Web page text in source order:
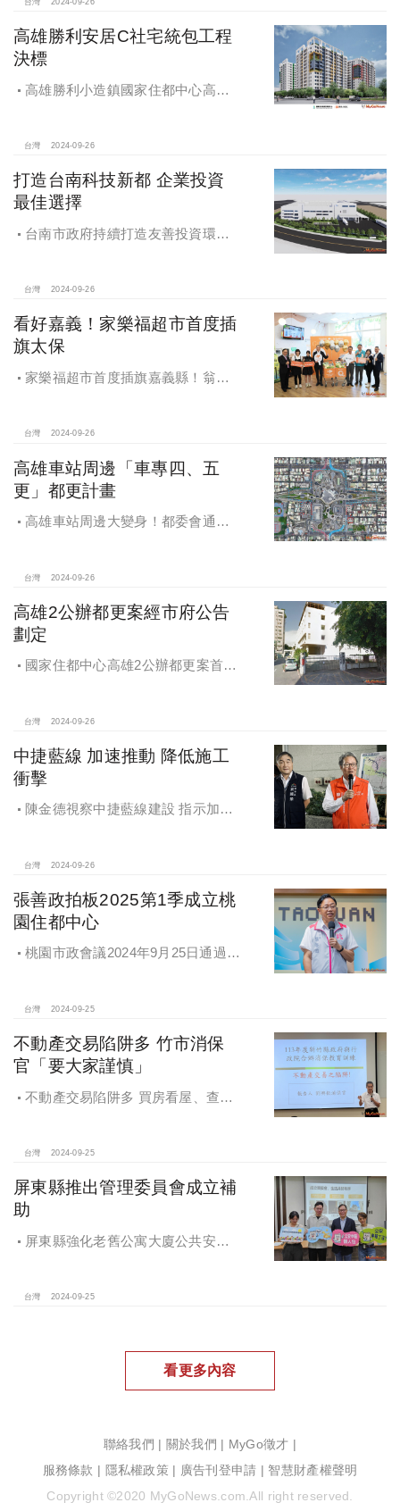
台灣 2024-09-26
高雄勝利安居C社宅統包工程
決標
高雄勝利小造鎮國家住都中心高雄
台灣 2024-09-26
打造台南科技新都 企業投資
最佳選擇
台南市政府持續打造友善投資環
超過5萬個就業機會
台灣 2024-09-26
看好嘉義！家樂福超市首度插
旗太保
家樂福超市首度插旗嘉義縣！翁章
台灣 2024-09-26
高雄車站周邊「車專四、五
更」都更計畫
高雄車站周邊大變身！都委會通過
台灣 2024-09-26
高雄2公辦都更案經市府公告
劃定
國家住都中心高雄2公辦都更案首度
台灣 2024-09-26
中捷藍線 加速推動 降低施工
衝擊
陳金德視察中捷藍線建設 指示加速
台灣 2024-09-26
張善政拍板2025第1季成立桃
園住都中心
桃園市政會議2024年9月25日通過
住都中心
台灣 2024-09-25
不動產交易陷阱多 竹市消保
官「要大家謹慎」
不動產交易陷阱多 買房看屋、查
台灣 2024-09-25
屏東縣推出管理委員會成立補
助
屏東縣強化老舊公寓大廈公共安全
台灣 2024-09-25
看更多內容
聯絡我們 | 關於我們 | MyGo徵才 |
服務條款 | 隱私權政策 | 廣告刊登申請 | 智慧財產權聲明
Copyright ©2020 MyGoNews.com.All right reserved.